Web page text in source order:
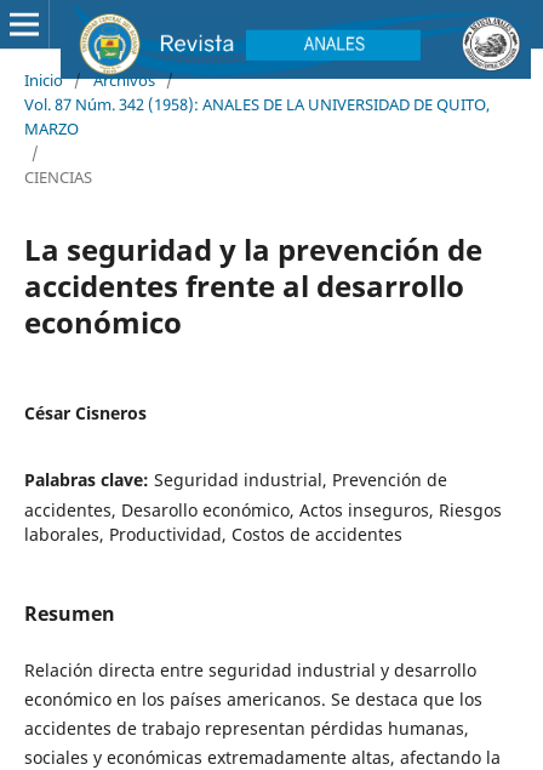
Inicio / Archivos /
Vol. 87 Núm. 342 (1958): ANALES DE LA UNIVERSIDAD DE QUITO,
MARZO
/
CIENCIAS
La seguridad y la prevención de
accidentes frente al desarrollo
económico
César Cisneros
Palabras clave: Seguridad industrial, Prevención de
accidentes, Desarollo económico, Actos inseguros, Riesgos
laborales, Productividad, Costos de accidentes
Resumen
Relación directa entre seguridad industrial y desarrollo
económico en los países americanos. Se destaca que los
accidentes de trabajo representan pérdidas humanas,
sociales y económicas extremadamente altas, afectando la